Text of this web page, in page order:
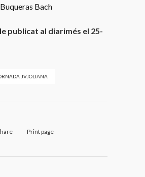
Bach
publicat al diarimés el 25-
JVJOLIANA
Print page